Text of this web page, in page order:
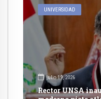
UNIVERSIDAD
julio 19, 2026
Rector UNSA